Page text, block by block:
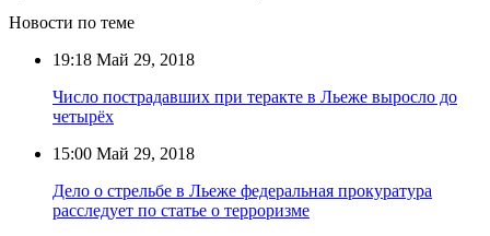
Новости по теме
19:18 Май 29, 2018
Число пострадавших при теракте в Льеже выросло до
четырёх
15:00 Май 29, 2018
Дело о стрельбе в Льеже федеральная прокуратура
расследует по статье о терроризме